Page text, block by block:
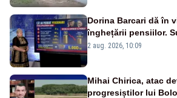
Dorina Barcari dă în
înghețării pensiilor.
pierdute de fiecare
2 aug. 2026, 10:09
Mihai Chirica, atac
progresiștilor lui